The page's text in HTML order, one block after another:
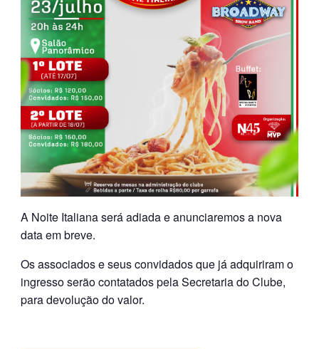
A Noite Italiana será adiada e anunciaremos a nova
data em breve.
Os associados e seus convidados que já adquiriram o
ingresso serão contatados pela Secretaria do Clube,
para devolução do valor.